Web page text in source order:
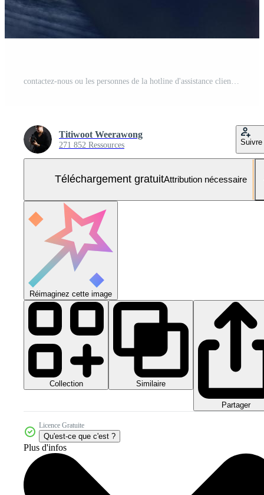
Titiwoot Weerawong
271 852 Ressources Suivre
Téléchargement gratuitAttribution nécessaire
Réimaginez cette image
Collection Similaire
Partager
Licence Gratuite
Qu'est-ce que c'est ?
Plus d'infos